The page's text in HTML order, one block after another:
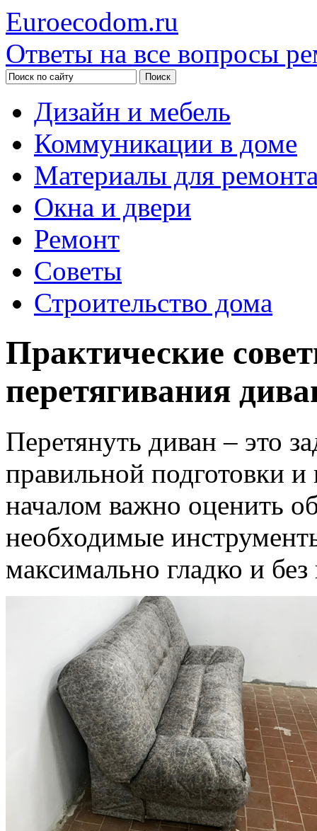
Euroecodom.ru
Ответы на все вопросы
Дизайн и мебель
Коммуникации в доме
Материалы для
Окна и двери
Ремонт
Советы
Строительство дома
Практические
перетягивания
Перетянуть диван – это
правильной подготовки
началом важно оценить
необходимые
максимально гладко и